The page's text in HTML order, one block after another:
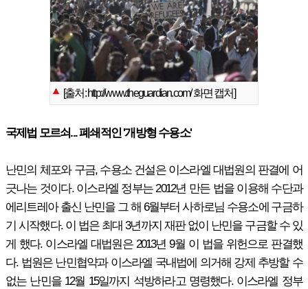
[출처: http://www.theguardian.com/ 화면 캡처]
국제법 모르쇠... 폐쇄적인 '개방형 수용소'
난민의 체포와 구금, 수용소 건설은 이스라엘 대법원의 판결에 어
긋나는 것이다. 이스라엘 정부는 2012년 만든 법을 이용해 수단과
에리트레아 출신 난민을 그 해 6월부터 사하로님 수용소에 구금하
기 시작했다. 이 법은 최대 3년까지 재판 없이 난민을 구금할 수 있
게 했다. 이스라엘 대법원은 2013년 9월 이 법을 위헌으로 판결했
다. 법원은 난민협약과 이스라엘 국내법에 의거해 강제 추방할 수
없는 난민을 12월 15일까지 석방하라고 명령했다. 이스라엘 정부